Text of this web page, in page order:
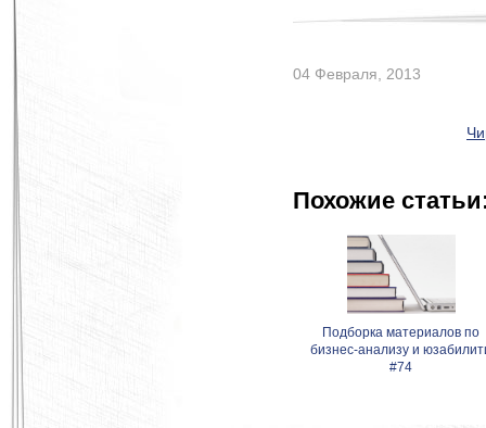
04 Февраля, 2013
Похожие
Подборка материалов по
бизнес-анализу и
#74